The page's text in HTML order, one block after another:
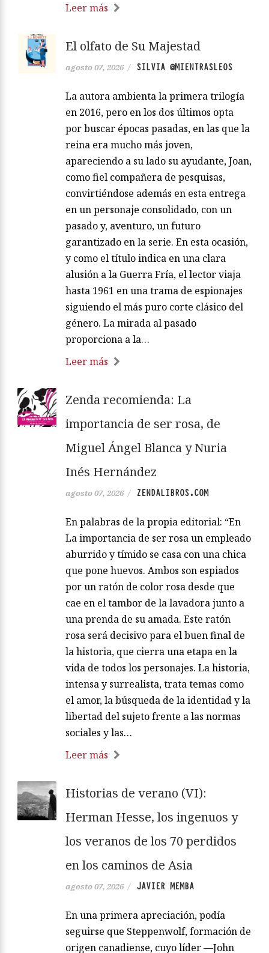
Leer más
El olfato de Su Majestad
agosto 07, 2026 / SILVIA @MIENTRASLEOS
La autora ambienta la primera trilogía
en 2016, pero en los dos últimos opta
por buscar épocas pasadas, en las que la
reina era mucho más joven,
apareciendo a su lado su ayudante, Joan,
como fiel compañera de pesquisas,
convirtiéndose además en esta entrega
en un personaje consolidado, con un
pasado y, aventuro, un futuro
garantizado en la serie. En esta ocasión,
y como el título indica en una clara
alusión a la Guerra Fría, el lector viaja
hasta 1961 en una trama de espionajes
siguiendo el más puro corte clásico del
género. La mirada al pasado
proporciona a la…
Leer más
Zenda recomienda: La
importancia de ser rosa, de
Miguel Ángel Blanca y Nuria
Inés Hernández
agosto 07, 2026 / ZENDALIBROS.COM
En palabras de la propia editorial: “En
La importancia de ser rosa un empleado
aburrido y tímido se casa con una chica
que pone huevos. Ambos son espiados
por un ratón de color rosa desde que
cae en el tambor de la lavadora junto a
una prenda de su amada. Este ratón
rosa será decisivo para el buen final de
la historia, que cierra una etapa en la
vida de todos los personajes. La historia,
intensa y surrealista, trata temas como
el amor, la búsqueda de la identidad y la
libertad del sujeto frente a las normas
sociales y las…
Leer más
Historias de verano (VI):
Herman Hesse, los ingenuos y
los veranos de los 70 perdidos
en los caminos de Asia
agosto 07, 2026 / JAVIER MEMBA
En una primera apreciación, podía
seguirse que Steppenwolf, formación de
origen canadiense, cuyo líder —John